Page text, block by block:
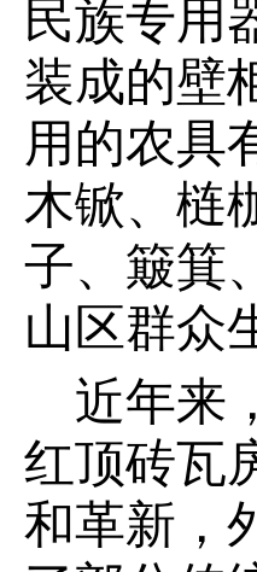
民族专用
装成的壁
用的农具
木锨、梿
子、簸箕
山区群众
近年来
红顶砖瓦
和革新，